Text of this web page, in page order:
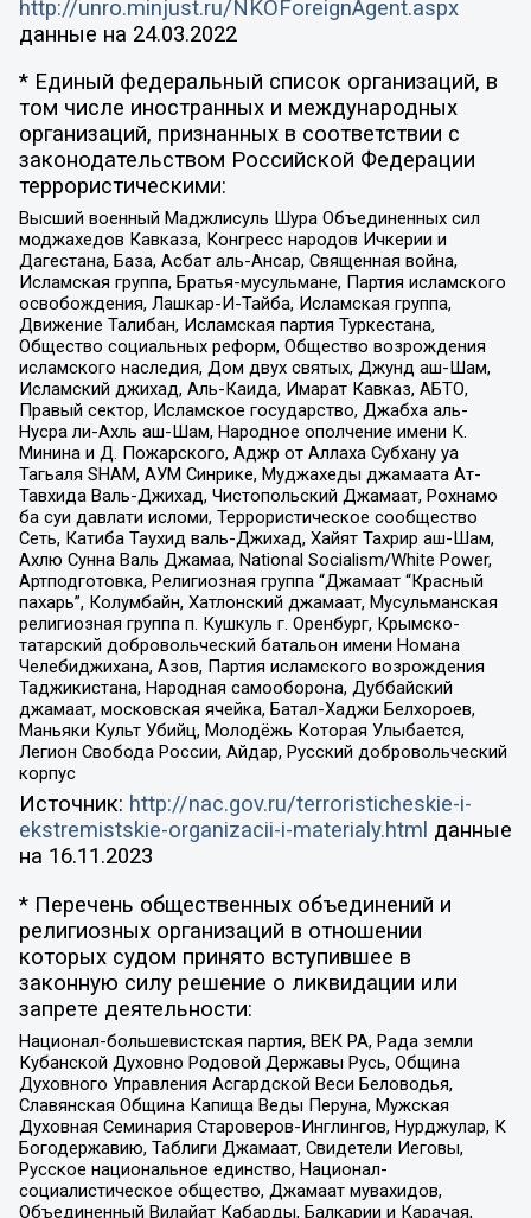
http://unro.minjust.ru/NKOForeignAgent.aspx
данные на 24.03.2022
* Единый федеральный список организаций, в
том числе иностранных и международных
организаций, признанных в соответствии с
законодательством Российской Федерации
террористическими:
Высший военный Маджлисуль Шура Объединенных сил
моджахедов Кавказа, Конгресс народов Ичкерии и
Дагестана, База, Асбат аль-Ансар, Священная война,
Исламская группа, Братья-мусульмане, Партия исламского
освобождения, Лашкар-И-Тайба, Исламская группа,
Движение Талибан, Исламская партия Туркестана,
Общество социальных реформ, Общество возрождения
исламского наследия, Дом двух святых, Джунд аш-Шам,
Исламский джихад, Аль-Каида, Имарат Кавказ, АБТО,
Правый сектор, Исламское государство, Джабха аль-
Нусра ли-Ахль аш-Шам, Народное ополчение имени К.
Минина и Д. Пожарского, Аджр от Аллаха Субхану уа
Тагьаля SHAM, АУМ Синрике, Муджахеды джамаата Ат-
Тавхида Валь-Джихад, Чистопольский Джамаат, Рохнамо
ба суи давлати исломи, Террористическое сообщество
Сеть, Катиба Таухид валь-Джихад, Хайят Тахрир аш-Шам,
Ахлю Сунна Валь Джамаа, National Socialism/White Power,
Артподготовка, Религиозная группа “Джамаат “Красный
пахарь”, Колумбайн, Хатлонский джамаат, Мусульманская
религиозная группа п. Кушкуль г. Оренбург, Крымско-
татарский добровольческий батальон имени Номана
Челебиджихана, Азов, Партия исламского возрождения
Таджикистана, Народная самооборона, Дуббайский
джамаат, московская ячейка, Батал-Хаджи Белхороев,
Маньяки Культ Убийц, Молодёжь Которая Улыбается,
Легион Свобода России, Айдар, Русский добровольческий
корпус
Источник: http://nac.gov.ru/terroristicheskie-i-
ekstremistskie-organizacii-i-materialy.html данные
на 16.11.2023
* Перечень общественных объединений и
религиозных организаций в отношении
которых судом принято вступившее в
законную силу решение о ликвидации или
запрете деятельности:
Национал-большевистская партия, ВЕК РА, Рада земли
Кубанской Духовно Родовой Державы Русь, Община
Духовного Управления Асгардской Веси Беловодья,
Славянская Община Капища Веды Перуна, Мужская
Духовная Семинария Староверов-Инглингов, Нурджулар, К
Богодержавию, Таблиги Джамаат, Свидетели Иеговы,
Русское национальное единство, Национал-
социалистическое общество, Джамаат мувахидов,
Объединенный Вилайат Кабарды, Балкарии и Карачая,